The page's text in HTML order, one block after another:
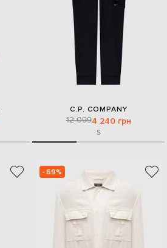
C.P. COMPANY
12 0994 240 грн
S
- 69%